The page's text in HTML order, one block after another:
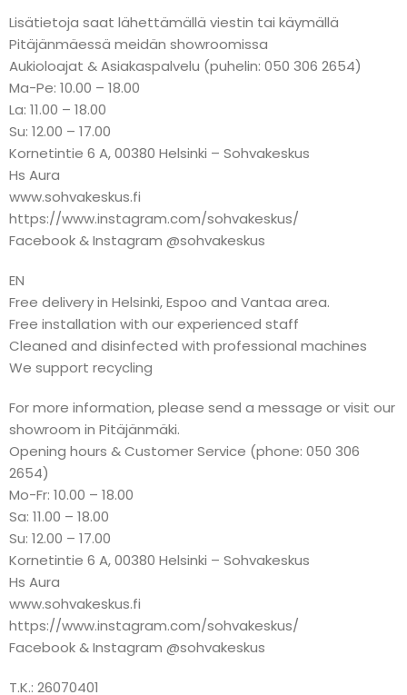
Lisätietoja saat lähettämällä viestin tai käymällä
Pitäjänmäessä meidän showroomissa
Aukioloajat & Asiakaspalvelu (puhelin: 050 306 2654)
Ma-Pe: 10.00 – 18.00
La: 11.00 – 18.00
Su: 12.00 – 17.00
Kornetintie 6 A, 00380 Helsinki – Sohvakeskus
Hs Aura
www.sohvakeskus.fi
https://www.instagram.com/sohvakeskus/
Facebook & Instagram @sohvakeskus
EN
Free delivery in Helsinki, Espoo and Vantaa area.
Free installation with our experienced staff
Cleaned and disinfected with professional machines
We support recycling
For more information, please send a message or visit our
showroom in Pitäjänmäki.
Opening hours & Customer Service (phone: 050 306
2654)
Mo-Fr: 10.00 – 18.00
Sa: 11.00 – 18.00
Su: 12.00 – 17.00
Kornetintie 6 A, 00380 Helsinki – Sohvakeskus
Hs Aura
www.sohvakeskus.fi
https://www.instagram.com/sohvakeskus/
Facebook & Instagram @sohvakeskus
T.K.: 26070401